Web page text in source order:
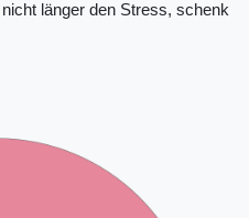
länger den Stress, schenk